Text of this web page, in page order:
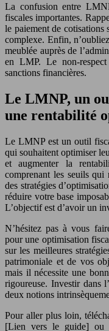
La confusion entre
fiscales importantes.
le paiement de cotisations
complexe. Enfin,
meublée auprès de
en LMP. Le non-
sanctions financières.
Le LMNP, un
une rentabilité
Le LMNP est un outil
qui souhaitent optimiser
et augmenter la
comprenant les seuils qui
des stratégies
réduire votre base
L’objectif est d’avoir un
N’hésitez pas à vous
pour une optimisation
sur les meilleures
patrimoniale et de vos
mais il nécessite une
rigoureuse. Investir dans
deux notions
Pour aller plus loin,
[Lien vers le guide] ou